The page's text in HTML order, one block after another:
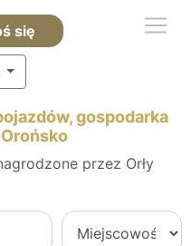
się
gospodarka
przez Orły